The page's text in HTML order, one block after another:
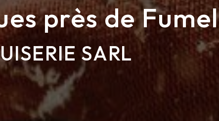
près de Fumel
SARL